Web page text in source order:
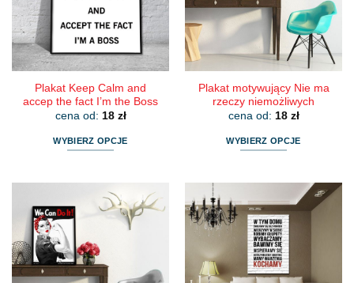
wybrać
na
stronie
produktu
wybrać
na
stronie
produktu
Plakat Keep Calm and
accep the fact I’m the Boss
cena od: 18 zł
WYBIERZ OPCJE
wiele
wariantów.
Opcje
można
wybrać
Plakat motywujący Nie ma
rzeczy niemożliwych
cena od: 18 zł
WYBIERZ OPCJE
wiele
wariantów.
Opcje
można
wybrać